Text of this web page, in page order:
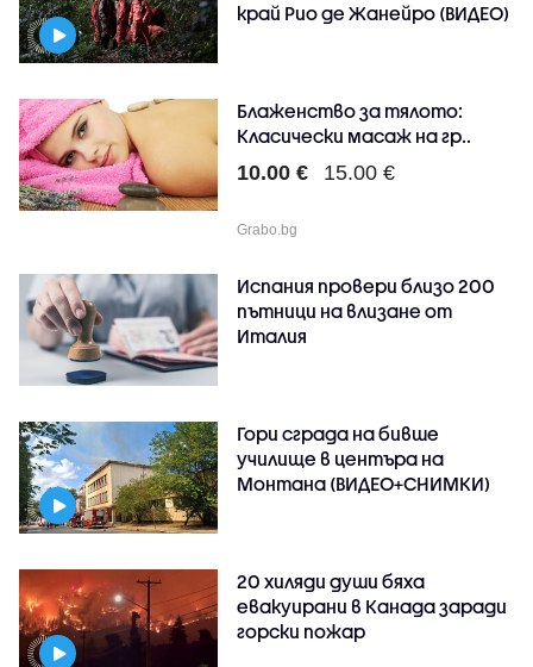
край Рио де Жанейро (ВИДЕО)
Блаженство за тялото:
Класически масаж на гр..
10.00 € 15.00 €
Grabo.bg
Испания провери близо 200
пътници на влизане от
Италия
Гори сграда на бивше
училище в центъра на
Монтана (ВИДЕО+СНИМКИ)
20 хиляди души бяха
евакуирани в Канада заради
горски пожар